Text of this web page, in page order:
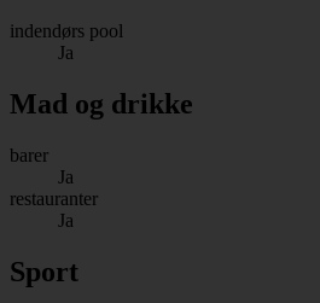
indendørs pool
Ja
Mad og drikke
barer
Ja
restauranter
Ja
Sport